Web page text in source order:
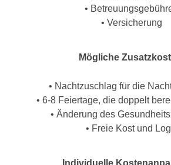
•
• Versicherung
Mögliche
• Nachtzuschlag für die
• 6-8 Feiertage, die doppelt
• Änderung des
• Freie Kost und
Individuelle